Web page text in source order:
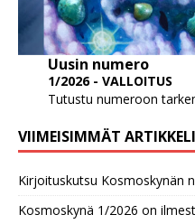
Uusin numero
1/2026 - VALLOITUS
Tutustu numeroon
VIIMEISIMMÄT
Kirjoituskutsu Kosmoskynän
Kosmoskynä 1/2026 on